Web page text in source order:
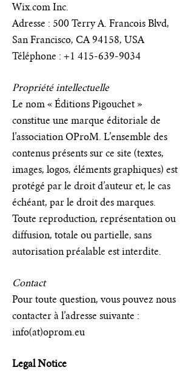
Wix.com Inc.
Adresse : 500 Terry A. Francois Blvd,
San Francisco, CA 94158, USA
Téléphone : +1 415-639-9034
Propriété intellectuelle
Le nom « Éditions Pigouchet »
constitue une marque éditoriale de
l’association OProM. L’ensemble des
contenus présents sur ce site (textes,
images, logos, éléments graphiques) est
protégé par le droit d’auteur et, le cas
échéant, par le droit des marques.
Toute reproduction, représentation ou
diffusion, totale ou partielle, sans
autorisation préalable est interdite.
Contact
Pour toute question, vous pouvez nous
contacter à l’adresse suivante :
info(at)oprom.eu
Legal Notice